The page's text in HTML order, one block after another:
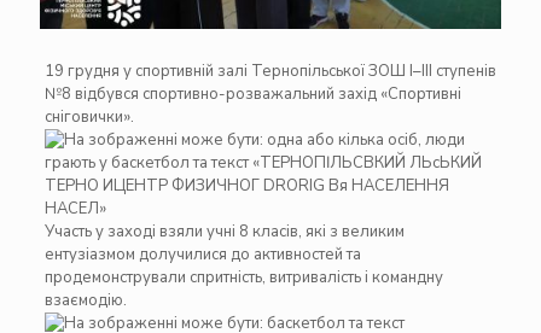
19 грудня у спортивній залі Тернопільської ЗОШ І–ІІІ ступенів
№8 відбувся спортивно-розважальний захід «Спортивні
сніговички».
Участь у заході взяли учні 8 класів, які з великим
ентузіазмом долучилися до активностей та
продемонстрували спритність, витривалість і командну
взаємодію.